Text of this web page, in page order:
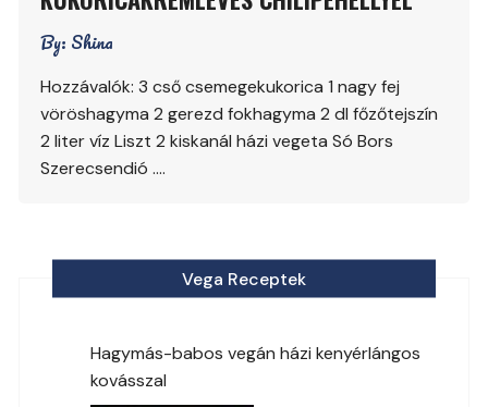
By: Shina
Hozzávalók: 3 cső csemegekukorica 1 nagy fej
vöröshagyma 2 gerezd fokhagyma 2 dl főzőtejszín
2 liter víz Liszt 2 kiskanál házi vegeta Só Bors
Szerecsendió ….
Vega Receptek
Hagymás-babos vegán házi kenyérlángos
kovásszal